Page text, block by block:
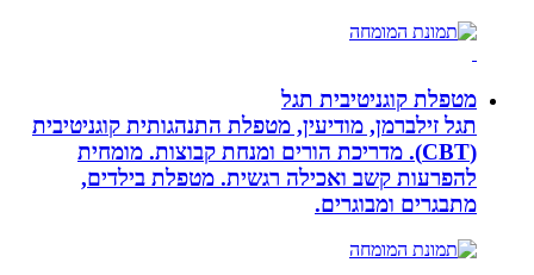
מטפלת קוגניטיבית תגל
תגל זילברמן, מודיעין, מטפלת התנהגותית קוגניטיבית
(CBT). מדריכת הורים ומנחת קבוצות. מומחית
להפרעות קשב ואכילה רגשית. מטפלת בילדים,
מתבגרים ומבוגרים.